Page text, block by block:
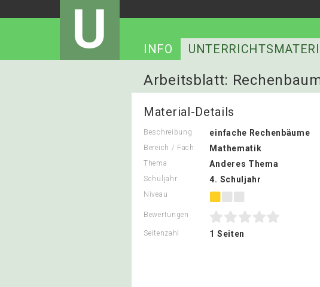
U INFO
Arbeitsblatt:
Material-Details
Beschreibung einfache Rechenbäume
Bereich / Fach Mathematik
Thema Anderes Thema
Schuljahr 4. Schuljahr
Niveau
Bewertungen
Seitenzahl 1 Seiten